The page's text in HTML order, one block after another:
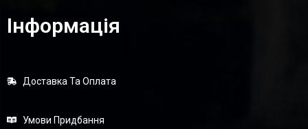
Інформація
Доставка Та Оплата
Умови Придбання